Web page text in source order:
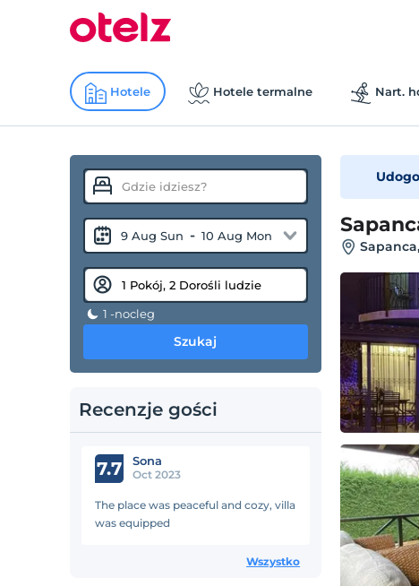
Hotele Hotele termalne Nart.
9 Aug Sun - 10 Aug Mon
1 -nocleg
Szukaj
Recenzje gości
7.7 Sona
Oct 2023
The place was peaceful and cozy, villa
was equipped
Wszystko